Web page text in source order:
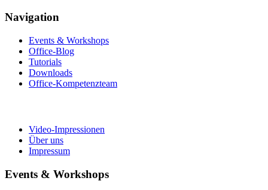
Navigation
Events & Workshops
Office-Blog
Tutorials
Downloads
Office-Kompetenzteam
Video-Impressionen
Über uns
Impressum
Events & Workshops